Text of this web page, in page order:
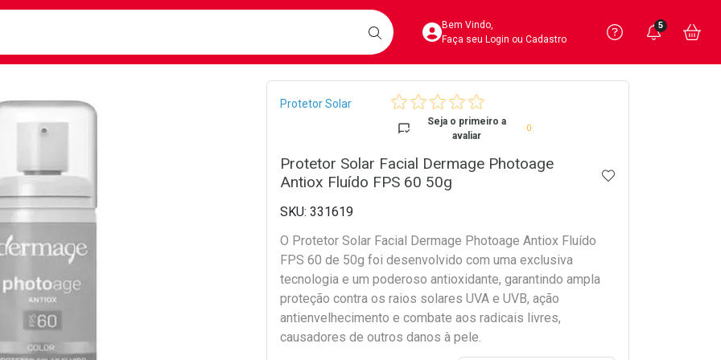
BUSCARAcesse sua Conta
Bem Vindo,
Faça seu Login ou Cadastro
Precisa
Ver Recursos
Você
5
Breadcrumb
Protetor Solar
Seja o primeiro a
avaliar
0
Protetor Solar Facial Dermage Photoage
Antiox Fluído FPS 60 50g
ADICIONAR AOS
331619
O Protetor Solar Facial Dermage Photoage Antiox Fluído
FPS 60 de 50g foi desenvolvido com uma exclusiva
tecnologia e um poderoso antioxidante, garantindo ampla
proteção contra os raios solares UVA e UVB, ação
antienvelhecimento e combate aos radicais livres,
causadores de outros danos à pele.